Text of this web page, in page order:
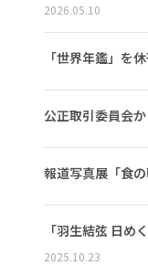
2026.05.10
「世界年鑑」を
公正取引委員会
報道写真展「食
「羽生結弦 日め
2025.10.23